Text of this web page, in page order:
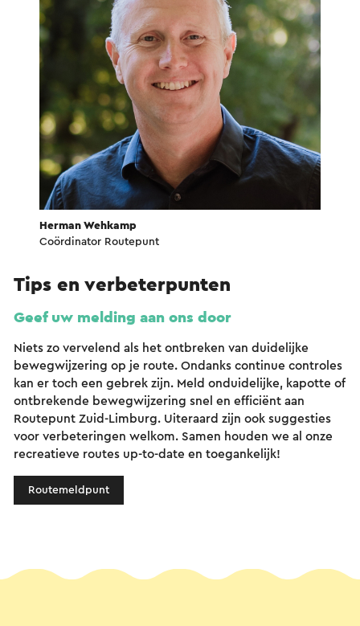
Herman Wehkamp
Coördinator Routepunt
Tips en verbeterpunten
Geef uw melding aan ons door
Niets zo vervelend als het ontbreken van duidelijke
bewegwijzering op je route. Ondanks continue controles
kan er toch een gebrek zijn. Meld onduidelijke, kapotte of
ontbrekende bewegwijzering snel en efficiënt aan
Routepunt Zuid-Limburg. Uiteraard zijn ook suggesties
voor verbeteringen welkom. Samen houden we al onze
recreatieve routes up-to-date en toegankelijk!
Routemeldpunt